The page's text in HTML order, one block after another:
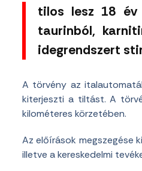
tilos lesz 18 év
taurinból,
idegrendszert
A törvény az
kiterjeszti a tiltást. A
kilométeres körzetében.
Az előírások megszegése
illetve a kereskedelmi